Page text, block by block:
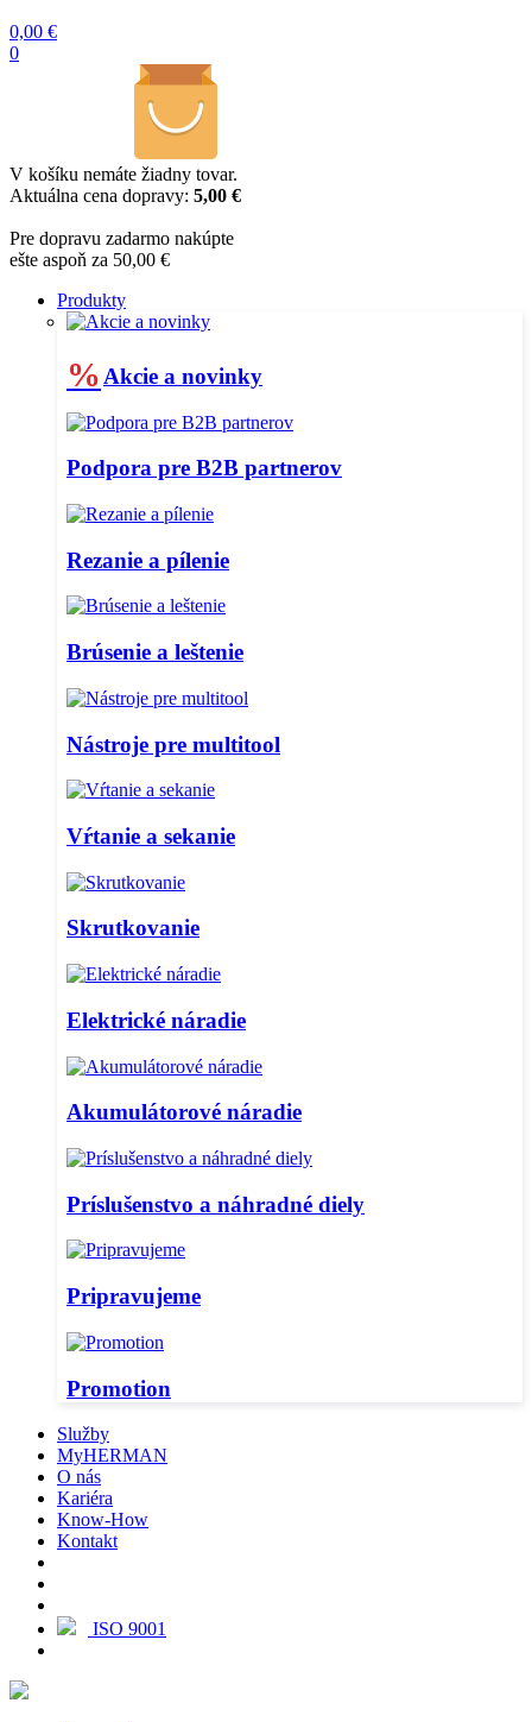
0,00 €
0
V košíku nemáte žiadny tovar.
Aktuálna cena dopravy: 5,00 €
Pre dopravu zadarmo nakúpte
ešte aspoň za 50,00 €
Produkty
% Akcie a novinky
Podpora pre B2B partnerov
Rezanie a pílenie
Brúsenie a leštenie
Nástroje pre multitool
Vŕtanie a sekanie
Skrutkovanie
Elektrické náradie
Akumulátorové náradie
Príslušenstvo a náhradné diely
Pripravujeme
Promotion
Služby
MyHERMAN
O nás
Kariéra
Know-How
Kontakt
ISO 9001